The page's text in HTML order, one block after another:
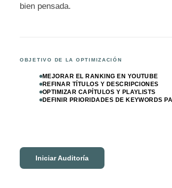
bien pensada.
OBJETIVO DE LA OPTIMIZACIÓN
MEJORAR EL RANKING EN YOUTUBE
REFINAR TÍTULOS Y DESCRIPCIONES
OPTIMIZAR CAPÍTULOS Y PLAYLISTS
DEFINIR PRIORIDADES DE KEYWORDS
Iniciar Auditoría